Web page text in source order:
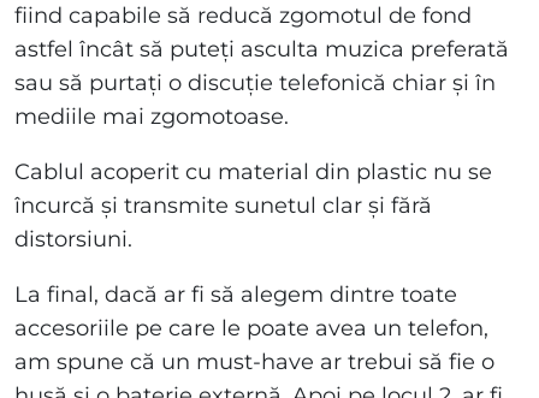
fiind capabile să reducă zgomotul de fond
astfel încât să puteți asculta muzica preferată
sau să purtați o discuție telefonică chiar și în
mediile mai zgomotoase.
Cablul acoperit cu material din plastic nu se
încurcă și transmite sunetul clar și fără
distorsiuni.
La final, dacă ar fi să alegem dintre toate
accesoriile pe care le poate avea un telefon,
am spune că un must-have ar trebui să fie o